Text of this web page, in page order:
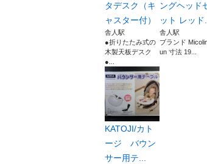
タデスク（キ
ャスター付）
舎人駅
●折りたたみ式の
木製天板デスク
●...
ングヘッド
ット レッド...
舎人駅
ブランド
un 寸法 19...
KATOJI/カト
ージ バウン
サー用テ...